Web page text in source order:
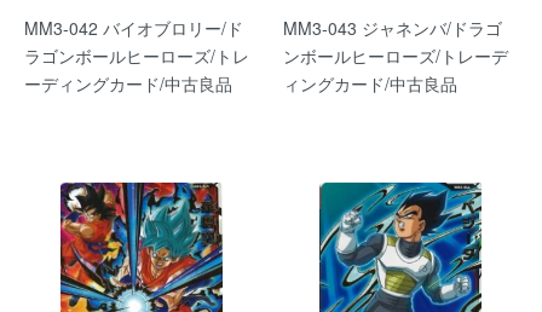
MM3-042 バイオブロリー/ド
ラゴンボールヒーローズ/トレ
ーディングカード/中古良品
MM3-043 ジャネンバ/ドラゴ
ンボールヒーローズ/トレーデ
ィングカード/中古良品